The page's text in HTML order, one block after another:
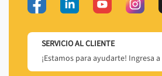
SERVICIO AL CLIENTE
¡Estamos para ayudarte! Ingresa a